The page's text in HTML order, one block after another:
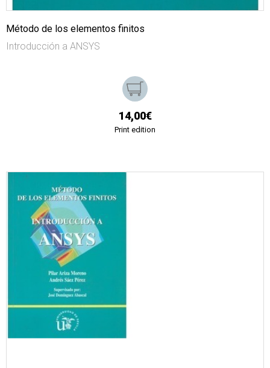
Método de los elementos finitos
Introducción a ANSYS
14,00€
Print edition